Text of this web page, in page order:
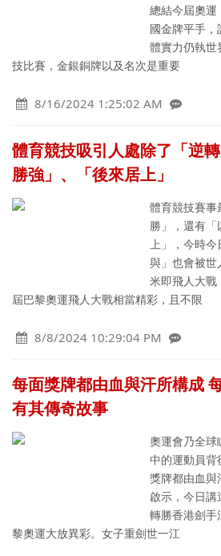
總結今屆奧運
國金牌平手
體實力仍執世
技比賽，金銀銅牌以及名次是重要
8/16/2024 1:25:02 AM
體育競技吸引人處除了「逆
勝強」、「後來居上」
體育競技賽事
勝」，還有
上」，今時今
與」也會被世
米即飛人大戰
屆巴黎奧運飛人大戰相當精彩，且不限
8/8/2024 10:29:04 PM
每面獎牌都由血與汗所構成
有其傳奇故事
奧運會乃全
中的運動員背
獎牌都由血與
啟示，今日
轉勝香港劍手
黎奧運大放異彩。女子重劍世一江